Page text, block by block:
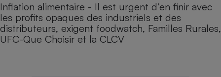
Inflation alimentaire - Il est urgent d’en finir avec
les profits opaques des industriels et des
distributeurs, exigent foodwatch, Familles Rurales,
UFC-Que Choisir et la CLCV